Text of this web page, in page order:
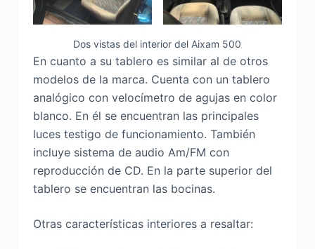
Dos vistas del interior del Aixam 500
En cuanto a su tablero es similar al de otros
modelos de la marca. Cuenta con un tablero
analógico con velocímetro de agujas en color
blanco. En él se encuentran las principales
luces testigo de funcionamiento. También
incluye sistema de audio Am/FM con
reproducción de CD. En la parte superior del
tablero se encuentran las bocinas.
Otras características interiores a resaltar: